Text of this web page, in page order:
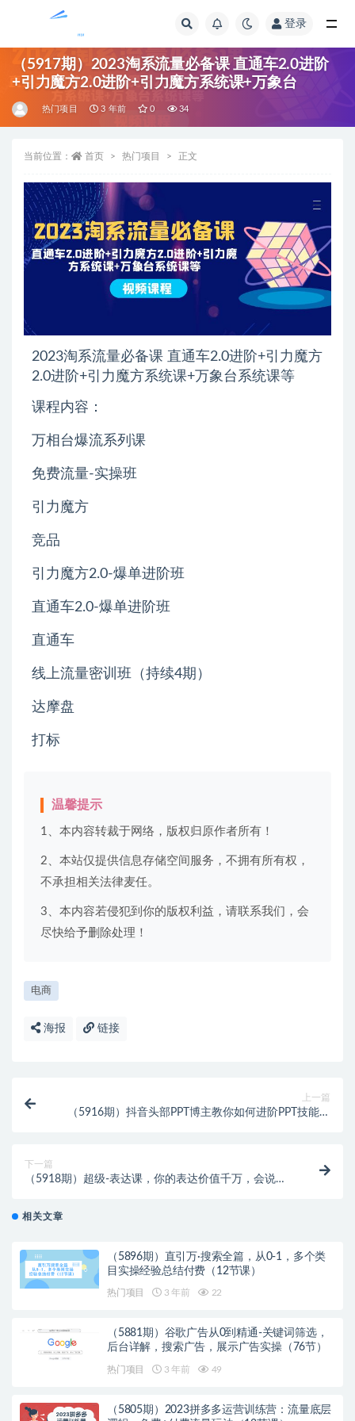
登录
（5917期）2023淘系流量必备课 直通车2.0进阶
+引力魔方2.0进阶+引力魔方系统课+万象台
热门项目 3 年前 0 34
当前位置： 首页 热门项目 正文
2023淘系流量必备课 直通车2.0进阶+引力魔方
2.0进阶+引力魔方系统课+万象台系统课等
课程内容：
万相台爆流系列课
免费流量-实操班
引力魔方
竞品
引力魔方2.0-爆单进阶班
直通车2.0-爆单进阶班
直通车
线上流量密训班（持续4期）
达摩盘
打标
温馨提示
1、本内容转裁于网络，版权归原作者所有！
2、本站仅提供信息存储空间服务，不拥有所有权，
不承担相关法律麦任。
3、本内容若侵犯到你的版权利益，请联系我们，会
尽快给予删除处理！
电商
海报 链接
上一篇
（5916期）抖音头部PPT博主教你如何进阶PPT技能，
下一篇
（5918期）超级-表达课，你的表达价值千万，会说话
相关文章
（5896期）直引万·搜索全篇，从0-1，多个类
目实操经验总结付费（12节课）
热门项目 3 年前 22
（5881期）谷歌广告从0到精通-关键词筛选，
后台详解，搜索广告，展示广告实操（76节）
热门项目 3 年前 49
（5805期）2023拼多多运营训练营：流量底层